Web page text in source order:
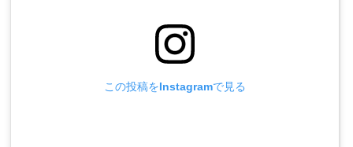
この投稿をInstagramで見る